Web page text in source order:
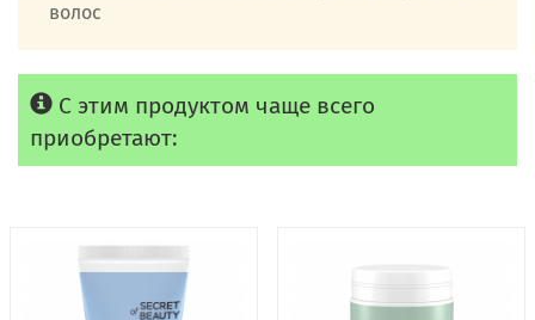
волос
С этим продуктом чаще всего
приобретают: